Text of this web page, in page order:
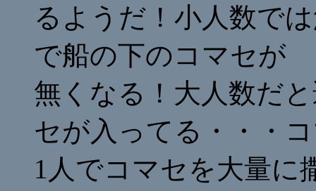
るようだ！小人数で
で船の下のコマセが
無くなる！大人数だ
セが入ってる・・・
1人でコマセを大量に